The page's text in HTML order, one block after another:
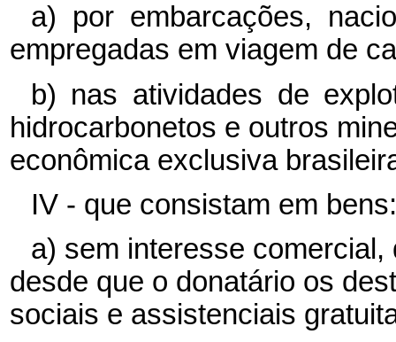
a) por embarcações,
empregadas em viagem de
b) nas atividades de
hidrocarbonetos e outros
econômica exclusiva
IV - que consistam em bens:
a) sem interesse
desde que o donatário os
sociais e assistenciais